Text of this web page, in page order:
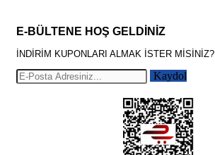
E-BÜLTENE HOŞ GELDİNİZ
İNDİRİM KUPONLARI ALMAK İSTER MİSİNİZ?
Kaydol